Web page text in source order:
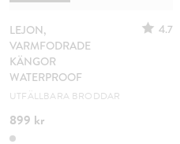
LEJON,
VARMFODRADE
KÄNGOR
WATERPROOF
4.7
UTFÄLLBARA BRODDAR
899 kr